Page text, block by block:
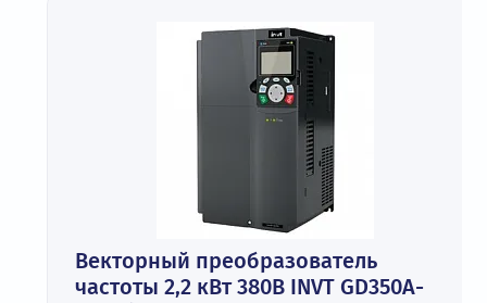
Векторный преобразователь
частоты 2,2 кВт 380В INVT GD350A-